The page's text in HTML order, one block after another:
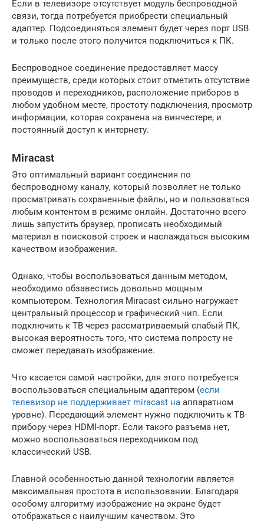
Если в телевизоре отсутствует модуль беспроводной
связи, тогда потребуется приобрести специальный
адаптер. Подсоединяться элемент будет через порт USB
и только после этого получится подключиться к ПК.
Беспроводное соединение предоставляет массу
преимуществ, среди которых стоит отметить отсутствие
проводов и переходников, расположение приборов в
любом удобном месте, простоту подключения, просмотр
информации, которая сохранена на винчестере, и
постоянный доступ к интернету.
Miracast
Это оптимальный вариант соединения по
беспроводному каналу, который позволяет не только
просматривать сохраненные файлы, но и пользоваться
любым контентом в режиме онлайн. Достаточно всего
лишь запустить браузер, прописать необходимый
материал в поисковой строек и наслаждаться высоким
качеством изображения.
Однако, чтобы воспользоваться данным методом,
необходимо обзавестись довольно мощным
компьютером. Технология Miracast сильно нагружает
центральный процессор и графический чип. Если
подключить к ТВ через рассматриваемый слабый ПК,
высокая вероятность того, что система попросту не
сможет передавать изображение.
Что касается самой настройки, для этого потребуется
воспользоваться специальным адаптером (если
телевизор не поддерживает miracast на аппаратном
уровне). Передающий элемент нужно подключить к ТВ-
прибору через HDMI-порт. Если такого разъема нет,
можно воспользоваться переходником под
классический USB.
Главной особенностью данной технологии является
максимальная простота в использовании. Благодаря
особому алгоритму изображение на экране будет
отображаться с наилучшим качеством. Это